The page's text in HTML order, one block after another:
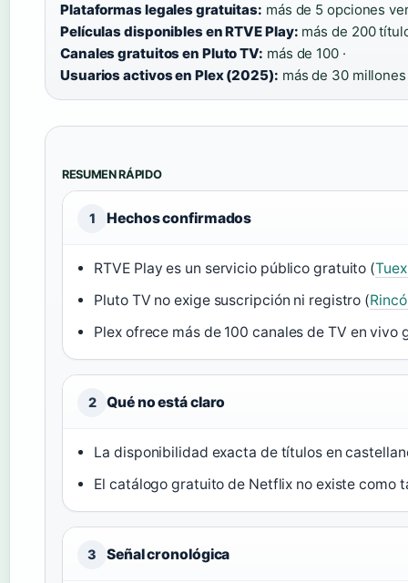
Plataformas legales gratuitas: más de 5 opciones
Películas disponibles en RTVE Play: más de 200
Canales gratuitos en Pluto TV: más de 100 ·
Usuarios activos en Plex (2025): más de 30 millones
RESUMEN RÁPIDO
1 Hechos confirmados
RTVE Play es un servicio público gratuito (
Pluto TV no exige suscripción ni registro (
Plex ofrece más de 100 canales de TV en vivo
2 Qué no está claro
La disponibilidad exacta de títulos en
El catálogo gratuito de Netflix no existe como
3 Señal cronológica